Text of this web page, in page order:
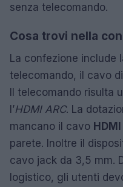
senza telecomando.
Cosa trovi nella
La confezione include
telecomando, il cavo
Il telecomando risulta
l’HDMI ARC. La
mancano il cavo HDMI
parete. Inoltre il
cavo jack da 3,5 mm.
logistico, gli utenti